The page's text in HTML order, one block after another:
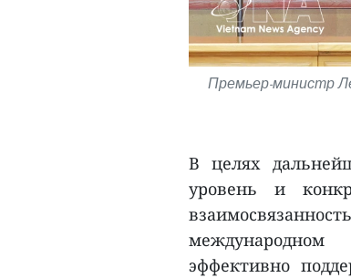
Премьер-министр
В целях
уровень и
международном
эффективно